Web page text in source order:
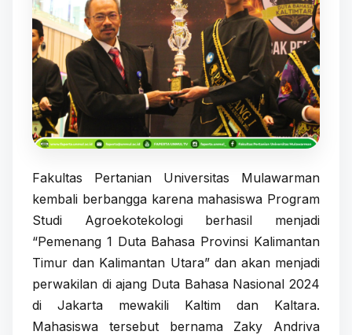
Fakultas Pertanian Universitas Mulawarman
kembali berbangga karena mahasiswa Program
Studi Agroekotekologi berhasil menjadi
“Pemenang 1 Duta Bahasa Provinsi Kalimantan
Timur dan Kalimantan Utara” dan akan menjadi
perwakilan di ajang Duta Bahasa Nasional 2024
di Jakarta mewakili Kaltim dan Kaltara.
Mahasiswa tersebut bernama Zaky Andriva